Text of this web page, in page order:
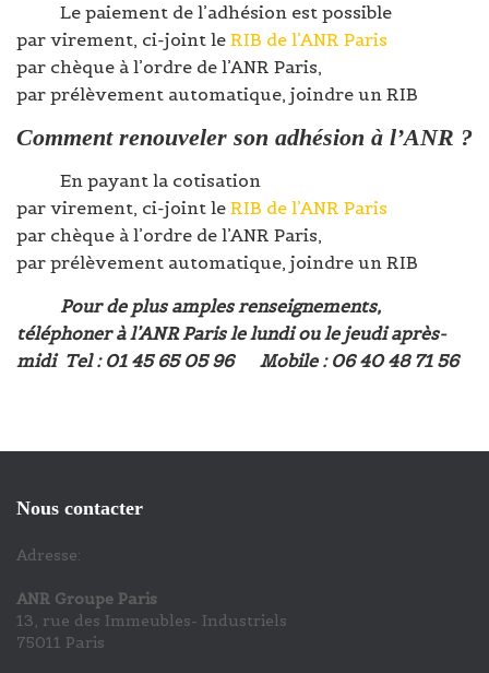
Le paiement de l’adhésion est possible
par virement, ci-joint le RIB de l’ANR Paris
par chèque à l’ordre de l’ANR Paris,
par prélèvement automatique, joindre un RIB
Comment renouveler son adhésion à l’ANR ?
En payant la cotisation
par virement, ci-joint le RIB de l’ANR Paris
par chèque à l’ordre de l’ANR Paris,
par prélèvement automatique, joindre un RIB
Pour de plus amples renseignements,
téléphoner à l’ANR Paris le lundi ou le jeudi après-
midi Tel : 01 45 65 05 96 Mobile : 06 40 48 71 56
Nous contacter
Adresse:
ANR Groupe Paris
13, rue des Immeubles- Industriels
75011 Paris